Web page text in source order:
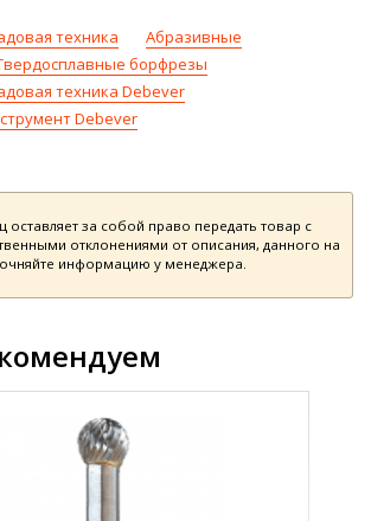
техника
Абразивные
борфрезы
техника Debever
Debever
оставляет за собой право передать товар с
отклонениями от описания, данного на
информацию у менеджера.